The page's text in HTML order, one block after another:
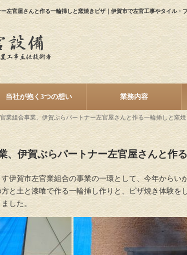
左官屋さんと作る一輪挿しと窯焼きピザ｜伊賀市で左官工事やタイル・
当社が抱く3つの想い 業務内容
業組合事業、伊賀ぶらパートナー左官屋さんと作る一輪挿しと窯
、伊賀ぶらパートナー左官屋さんと作
伊賀市左官業組合の事業の一環として、今年からい
と土と漆喰で作る一輪挿し作りと、ピザ焼き体験を
した。